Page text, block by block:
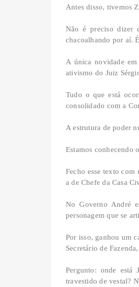
Antes disso, tivemos
Não é preciso dizer
chacoalhando por aí.
A única novidade
ativismo do Juiz
Tudo o que está
consolidado com a
A estrutura de poder
Estamos conhecendo
Fecho esse texto com
a de Chefe da Casa
No Governo André
personagem que se
Por isso, ganhou um
Secretário de
Pergunto: onde está
travestido de vestal?